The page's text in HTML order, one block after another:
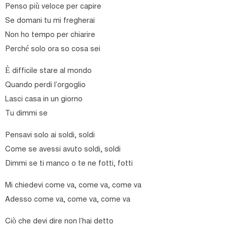
Penso più veloce per capire
Se domani tu mi fregherai
Non ho tempo per chiarire
Perché solo ora so cosa sei
È difficile stare al mondo
Quando perdi l’orgoglio
Lasci casa in un giorno
Tu dimmi se
Pensavi solo ai soldi, soldi
Come se avessi avuto soldi, soldi
Dimmi se ti manco o te ne fotti, fotti
Mi chiedevi come va, come va, come va
Adesso come va, come va, come va
Ciò che devi dire non l’hai detto